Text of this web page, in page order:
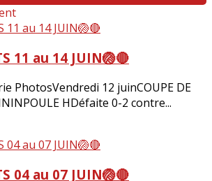
11 au 14 JUIN🏐🔴
PhotosVendredi 12 juinCOUPE DE
HDéfaite 0-2 contre...
04 au 07 JUIN🏐🔴